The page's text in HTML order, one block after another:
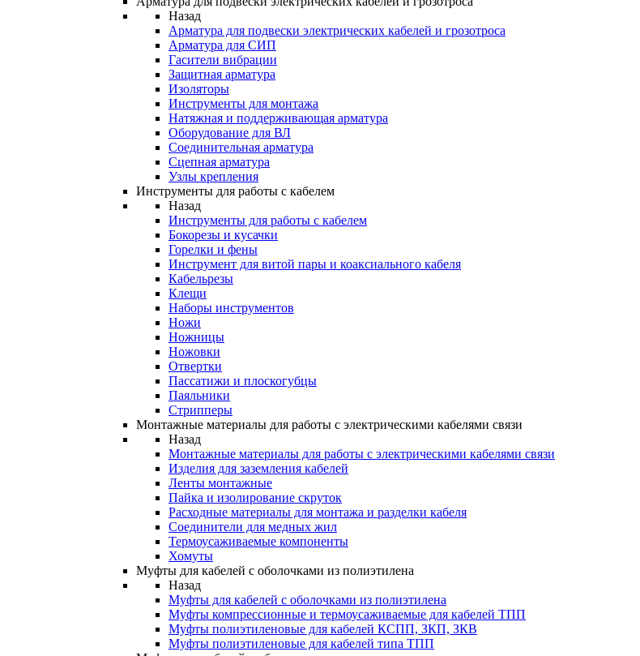
Назад
Арматура для подвески электрических кабелей и грозотроса
Арматура для СИП
Гасители вибрации
Защитная арматура
Изоляторы
Инструменты для монтажа
Натяжная и поддерживающая арматура
Оборудование для ВЛ
Соединительная арматура
Сцепная арматура
Узлы крепления
Инструменты для работы с кабелем
Назад
Инструменты для работы с кабелем
Бокорезы и кусачки
Горелки и фены
Инструмент для витой пары и коаксиального кабеля
Кабельрезы
Клещи
Наборы инструментов
Ножи
Ножницы
Ножовки
Отвертки
Пассатижи и плоскогубцы
Паяльники
Стрипперы
Монтажные материалы для работы с электрическими кабелями связи
Назад
Монтажные материалы для работы с электрическими кабелями связи
Изделия для заземления кабелей
Ленты монтажные
Пайка и изолирование скруток
Расходные материалы для монтажа и разделки кабеля
Соединители для медных жил
Термоусаживаемые компоненты
Хомуты
Муфты для кабелей с оболочками из полиэтилена
Назад
Муфты для кабелей с оболочками из полиэтилена
Муфты компрессионные и термоусаживаемые для кабелей ТПП
Муфты полиэтиленовые для кабелей КСПП, ЗКП, ЗКВ
Муфты полиэтиленовые для кабелей типа ТПП